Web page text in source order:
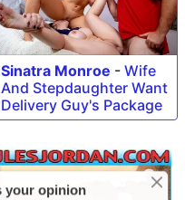
Sinatra Monroe - Wife
And Stepdaughter Want
Delivery Guy's Package